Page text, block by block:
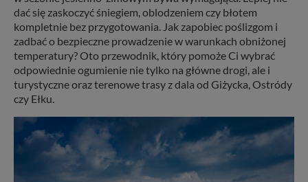
dać się zaskoczyć śniegiem, oblodzeniem czy błotem
kompletnie bez przygotowania. Jak zapobiec poślizgom i
zadbać o bezpieczne prowadzenie w warunkach obniżonej
temperatury? Oto przewodnik, który pomoże Ci wybrać
odpowiednie ogumienie nie tylko na główne drogi, ale i
turystyczne oraz terenowe trasy z dala od Giżycka, Ostródy
czy Ełku.